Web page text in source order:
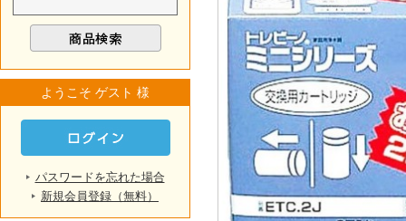
ようこそ ゲスト 様
パスワードを忘れた場合
新規会員登録（無料）